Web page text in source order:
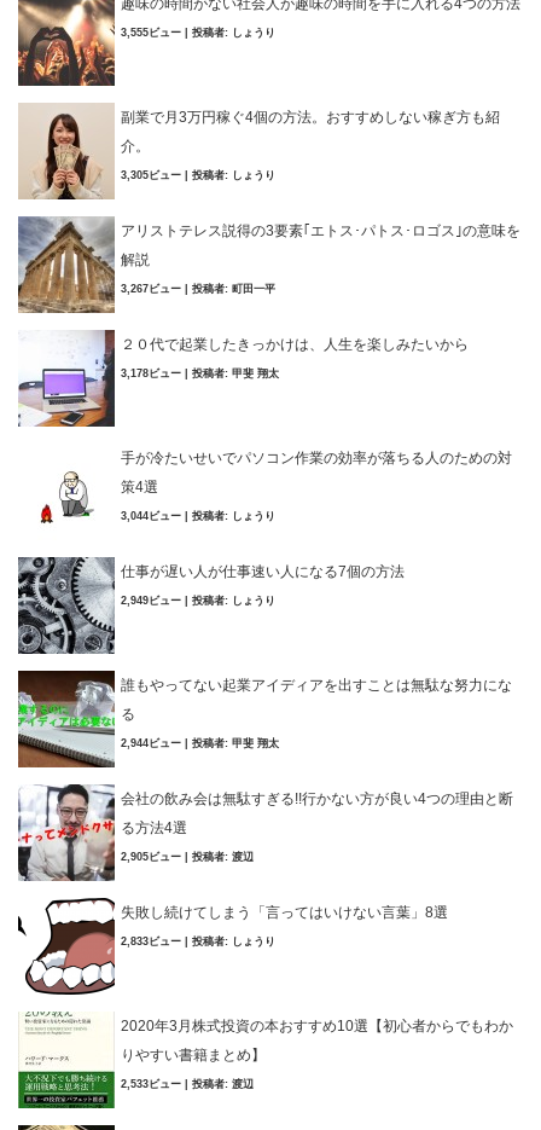
趣味の時間がない社会人が趣味の時間を手に入れる4つの方法
3,555ビュー 投稿者: しょうり
副業で月3万円稼ぐ4個の方法。おすすめしない稼ぎ方も紹
介。
3,305ビュー 投稿者: しょうり
アリストテレス説得の3要素｢エトス･パトス･ロゴス｣の意味を
解説
3,267ビュー 投稿者: 町田一平
２０代で起業したきっかけは、人生を楽しみたいから
3,178ビュー 投稿者: 甲斐 翔太
手が冷たいせいでパソコン作業の効率が落ちる人のための対
策4選
3,044ビュー 投稿者: しょうり
仕事が遅い人が仕事速い人になる7個の方法
2,949ビュー 投稿者: しょうり
誰もやってない起業アイディアを出すことは無駄な努力にな
る
2,944ビュー 投稿者: 甲斐 翔太
会社の飲み会は無駄すぎる!!行かない方が良い4つの理由と断
る方法4選
2,905ビュー 投稿者: 渡辺
失敗し続けてしまう「言ってはいけない言葉」8選
2,833ビュー 投稿者: しょうり
2020年3月株式投資の本おすすめ10選【初心者からでもわか
りやすい書籍まとめ】
2,533ビュー 投稿者: 渡辺